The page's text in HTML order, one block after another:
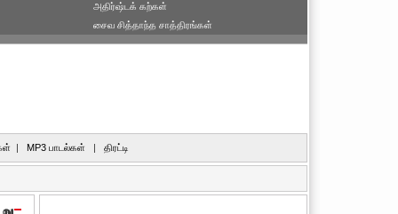
அதிர்ஷ்டக் கற்கள்
சைவ சித்தாந்த சாத்திரங்கள்
| MP3 பாடல்கள் | திரட்டி